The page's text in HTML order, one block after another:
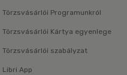
Törzsvásárlói Programunkról
Törzsvásárlói Kártya egyenlege
Törzsvásárlói szabályzat
Libri App